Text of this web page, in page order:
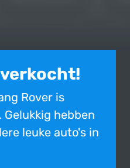
Rover is
hebben
leuke auto's in